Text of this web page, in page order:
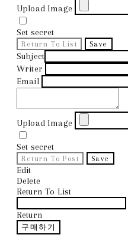
Upload Image
Set secret
Return To List Save
Subject
Writer
Email
Upload Image
Set secret
Return To Post Save
Edit
Delete
Return To List
Return
구매하기